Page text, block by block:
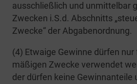
aus­schließ­lich und unmit­tel­bar
Zwe­cken i.S.d. Abschnitts
Zwe­cke“ der Abgabenordnung.
(4) Etwa­ige Gewin­ne dür­fen
mä­ßi­gen Zwe­cke ver­wen­det
der dür­fen kei­ne Gewinn­an­tei­le